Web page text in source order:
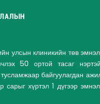
улсын клиникийн төв
50 ортой тасаг
байгуулагдан
хүртэл 1 дүгээр